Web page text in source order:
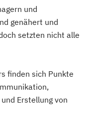
und
genähert und
setzten nicht alle
finden sich Punkte
Erstellung von